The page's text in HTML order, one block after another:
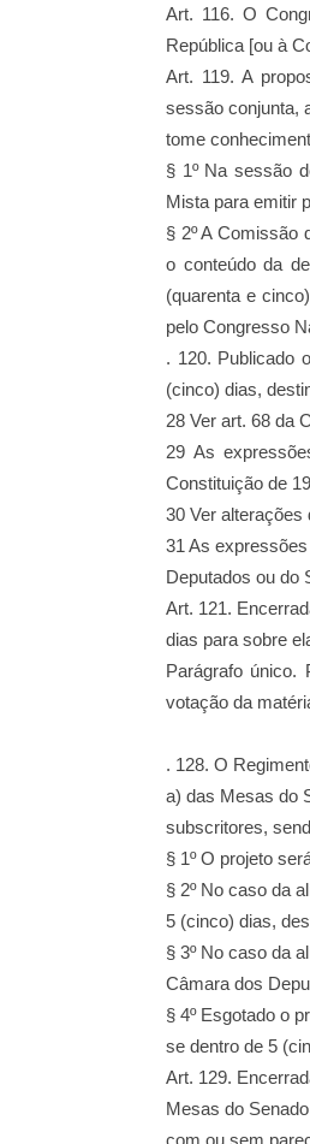
Art. 116. O
República [ou à
Art. 119. A
sessão conjunta,
tome
§ 1º Na sessão
Mista para emitir
§ 2º A Comissão
o conteúdo da
(quarenta e cinco)
pelo Congresso
. 120. Publicado
(cinco) dias,
28 Ver art. 68 da
29 As
Constituição de
30 Ver alterações
31 As
Deputados ou do
Art. 121.
dias para sobre
Parágrafo único.
votação da
. 128. O
a) das Mesas do
subscritores,
§ 1º O projeto
§ 2º No caso da
5 (cinco) dias,
§ 3º No caso da
Câmara dos
§ 4º Esgotado o
se dentro de 5
Art. 129.
Mesas do
com ou sem